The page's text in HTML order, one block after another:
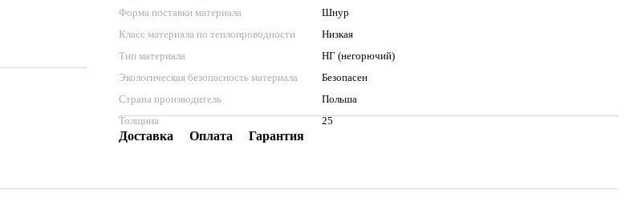
Форма поставки материала
Шнур
Класс материала по теплопроводности
Низкая
Тип материала
НГ (негорючий)
Экологическая безопасность материала
Безопасен
Страна производитель
Польша
Толщина
25
Доставка Оплата Гарантия